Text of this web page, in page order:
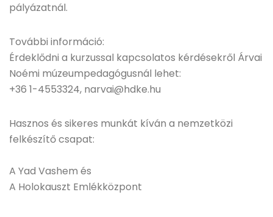
pályázatnál.
További információ:
Érdeklődni a kurzussal kapcsolatos kérdésekről Árvai
Noémi múzeumpedagógusnál lehet:
+36 1-4553324, narvai@hdke.hu
Hasznos és sikeres munkát kíván a nemzetközi
felkészítő csapat:
A Yad Vashem és
A Holokauszt Emlékközpont